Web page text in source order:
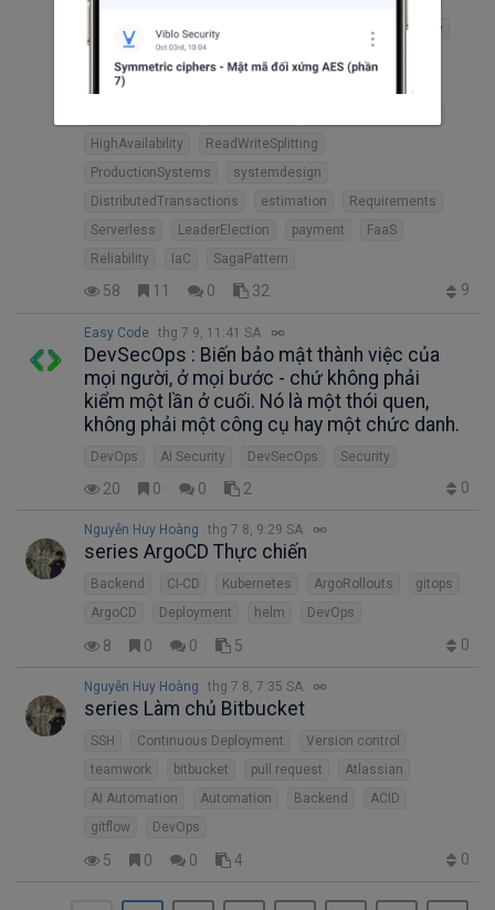
restapi
Performance
Consistency
CQRS
HighAvailability
ReadWriteSplitting
ProductionSystems
systemdesign
DistributedTransactions
estimation
Requirements
Serverless
LeaderElection payment
FaaS
Reliability
IaC SagaPattern
58 11 0 32 9
Easy Code thg 7 9, 11:41 SA
DevSecOps : Biến bảo mật thành việc của
mọi người, ở mọi bước - chứ không phải
kiểm một lần ở cuối. Nó là một thói quen,
không phải một công cụ hay một chức danh.
DevOps AI Security DevSecOps Security
20 0 0 2 0
Nguyễn Huy Hoàng thg 7 8, 9:29 SA
series ArgoCD Thực chiến
Backend CI-CD Kubernetes ArgoRollouts
gitops
ArgoCD
Deployment helm DevOps
8 0 0 5 0
Nguyễn Huy Hoàng thg 7 8, 7:35 SA
series Làm chủ Bitbucket
SSH Continuous Deployment
Version control
teamwork
bitbucket pull request
Atlassian
AI Automation
Automation Backend
ACID
gitflow
DevOps
5 0 0 4 0